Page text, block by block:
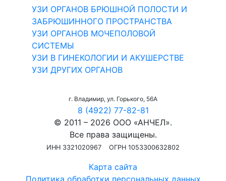
УЗИ ОРГАНОВ БРЮШНОЙ ПОЛОСТИ И
ЗАБРЮШИННОГО ПРОСТРАНСТВА
УЗИ ОРГАНОВ МОЧЕПОЛОВОЙ
СИСТЕМЫ
УЗИ В ГИНЕКОЛОГИИ И АКУШЕРСТВЕ
УЗИ ДРУГИХ ОРГАНОВ
г. Владимир, ул. Горького, 56А
8 (4922) 77-82-81
© 2011 – 2026 ООО «АНЧЕЛ».
Все права защищены.
ИНН 3321020967 ОГРН 1053300632802
Карта сайта
Политика обработки персональных данных